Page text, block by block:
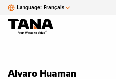
Language: Français
Alvaro Huaman